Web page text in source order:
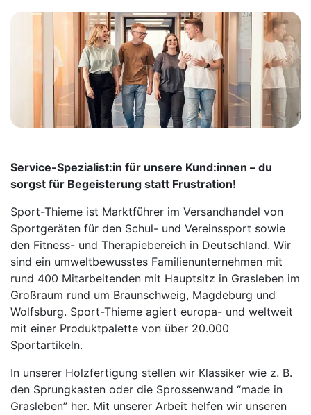
Service-Spezialist:in für unsere Kund:innen – du
sorgst für Begeisterung statt Frustration!
Sport-Thieme ist Marktführer im Versandhandel von
Sportgeräten für den Schul- und Vereinssport sowie
den Fitness- und Therapiebereich in Deutschland. Wir
sind ein umweltbewusstes Familienunternehmen mit
rund 400 Mitarbeitenden mit Hauptsitz in Grasleben im
Großraum rund um Braunschweig, Magdeburg und
Wolfsburg. Sport-Thieme agiert europa- und weltweit
mit einer Produktpalette von über 20.000
Sportartikeln.
In unserer Holzfertigung stellen wir Klassiker wie z. B.
den Sprungkasten oder die Sprossenwand “made in
Grasleben” her. Mit unserer Arbeit helfen wir unseren